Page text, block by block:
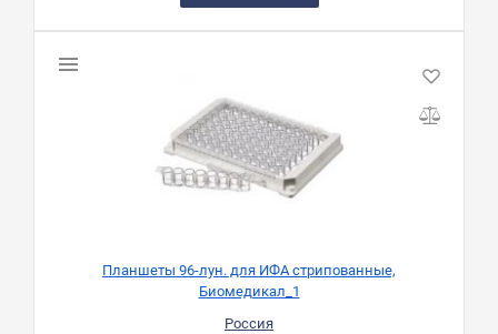
Планшеты 96-лун. для ИФА стрипованные,
Биомедикал_1
Россия